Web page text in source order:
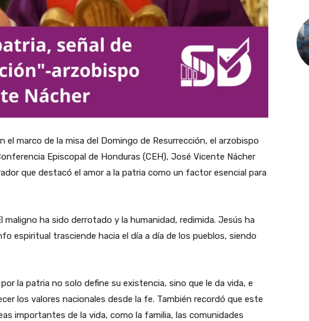
el marco de la misa del Domingo de Resurrección, el arzobispo
Episcopal de Honduras (CEH), José Vicente Nácher
que destacó el amor a la patria como un factor esencial para
maligno ha sido derrotado y la humanidad, redimida. Jesús ha
espiritual trasciende hacia el día a día de los pueblos, siendo
la patria no solo define su existencia, sino que le da vida, e
los valores nacionales desde la fe. También recordó que este
importantes de la vida, como la familia, las comunidades